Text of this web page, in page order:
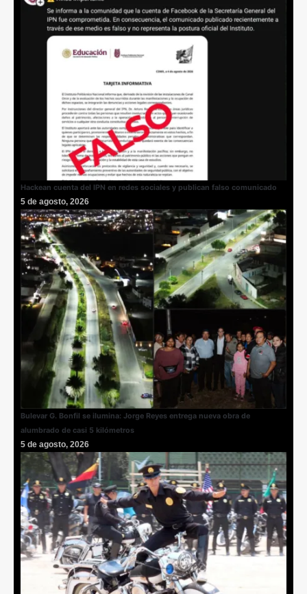
Hackean cuenta del IPN en redes sociales y publican falso comunicado
5 de agosto, 2026
Bulevar G. Bonfil se ilumina: Jorge Reyes entrega nueva obra de
alumbrado de casi 5 kilómetros
5 de agosto, 2026